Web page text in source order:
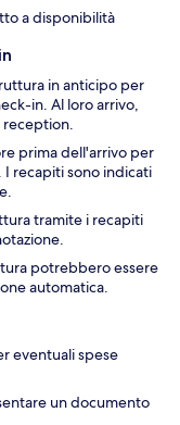
a disponibilità
in anticipo per
in. Al loro arrivo,
reception.
prima dell'arrivo per
recapiti sono indicati
tramite i recapiti
potrebbero essere
automatica.
eventuali spese
un documento